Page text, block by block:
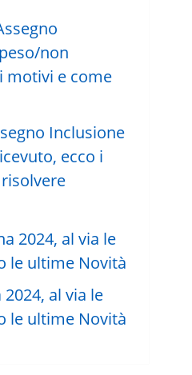
Inclusione
ecco i
al via le
le ultime Novità